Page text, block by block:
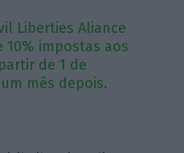
Liberties Aliance
impostas aos
de 1 de
mês depois.